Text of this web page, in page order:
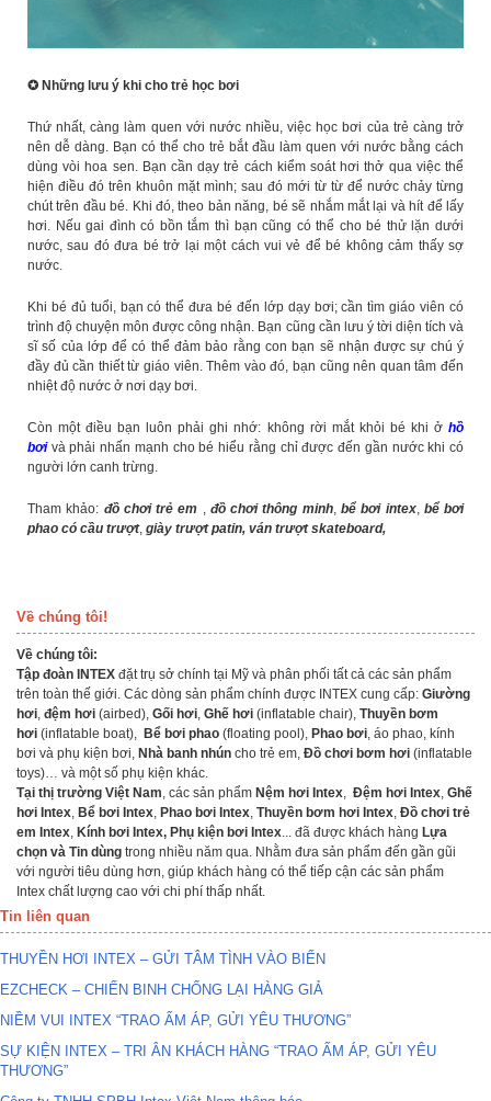
✪ Những lưu ý khi cho trẻ học bơi
Thứ nhất, càng làm quen với nước nhiều, việc học bơi của trẻ càng trở
nên dễ dàng. Bạn có thể cho trẻ bắt đầu làm quen với nước bằng cách
dùng vòi hoa sen. Bạn cần dạy trẻ cách kiểm soát hơi thở qua việc thể
hiện điều đó trên khuôn mặt mình; sau đó mới từ từ để nước chảy từng
chút trên đầu bé. Khi đó, theo bản năng, bé sẽ nhắm mắt lại và hít để lấy
hơi. Nếu gai đình có bồn tắm thì bạn cũng có thể cho bé thử lặn dưới
nước, sau đó đưa bé trở lại một cách vui vẻ để bé không cảm thấy sợ
nước.
Khi bé đủ tuổi, bạn có thể đưa bé đến lớp dạy bơi; cần tìm giáo viên có
trình độ chuyện môn được công nhận. Bạn cũng cần lưu ý tời diện tích và
sĩ số của lớp để có thể đảm bảo rằng con bạn sẽ nhận được sự chú ý
đầy đủ cần thiết từ giáo viên. Thêm vào đó, bạn cũng nên quan tâm đến
nhiệt độ nước ở nơi dạy bơi.
Còn một điều bạn luôn phải ghi nhớ: không rời mắt khỏi bé khi ở hồ
bơivà phải nhấn mạnh cho bé hiểu rằng chỉ được đến gần nước khi có
người lớn canh trừng.
Tham khảo: đồ chơi trẻ em , đồ chơi thông minh, bể bơi intex, bể bơi
phao có cầu trượt, giày trượt patin, ván trượt skateboard,
Về chúng tôi!
Về chúng tôi:
Tập đoàn INTEX đặt trụ sở chính tại Mỹ và phân phối tất cả các sản phẩm
trên toàn thế giới. Các dòng sản phẩm chính được INTEX cung cấp: Giường
hơi, đệm hơi (airbed), Gối hơi, Ghế hơi (inflatable chair), Thuyền bơm
hơi (inflatable boat), Bể bơi phao (floating pool), Phao bơi, áo phao, kính
bơi và phụ kiện bơi, Nhà banh nhún cho trẻ em, Đồ chơi bơm hơi (inflatable
toys)… và một số phụ kiện khác.
Tại thị trường Việt Nam, các sản phẩm Nệm hơi Intex, Đệm hơi Intex, Ghế
hơi Intex, Bể bơi Intex, Phao bơi Intex, Thuyền bơm hơi Intex, Đồ chơi trẻ
em Intex, Kính bơi Intex, Phụ kiện bơi Intex... đã được khách hàng Lựa
chọn và Tin dùng trong nhiều năm qua. Nhằm đưa sản phẩm đến gần gũi
với người tiêu dùng hơn, giúp khách hàng có thể tiếp cận các sản phẩm
Intex chất lượng cao với chi phí thấp nhất.
Tin liên quan
THUYỀN HƠI INTEX – GỬI TÂM TÌNH VÀO BIỂN
EZCHECK – CHIẾN BINH CHỐNG LẠI HÀNG GIẢ
NIỀM VUI INTEX “TRAO ẤM ÁP, GỬI YÊU THƯƠNG”
SỰ KIỆN INTEX – TRI ÂN KHÁCH HÀNG “TRAO ẤM ÁP, GỬI YÊU
THƯƠNG”